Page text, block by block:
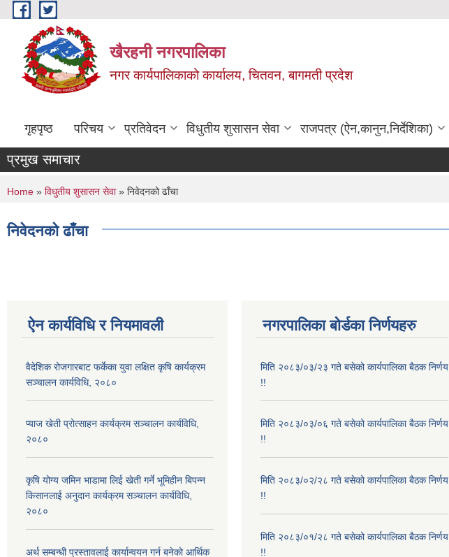
Skip to main content
खैरहनी नगरपालिका
नगर कार्यपालिकाको कार्यालय, चितवन, बागमती प्रदेश
गृहपृष्ठ परिचय प्रतिवेदन विधुतीय शुसासन सेवा राजपत्र (ऐन,कानुन,निर्देशिका)
प्रमुख समाचार
You are here
Home » विधुतीय शुसासन सेवा» निवेदनको ढाँचा
निवेदनको ढाँचा
ऐन कार्यविधि र नियमावली
वैदेशिक रोजगारबाट फर्केका युवा लक्षित कृषि कार्यक्रम
सञ्चालन कार्यविधि, २०८०
प्याज खेती प्रोत्साहन कार्यक्रम सञ्चालन कार्यविधि,
२०८०
कृषि योग्य जमिन भाडामा लिई खेती गर्ने भूमिहीन बिपन्न
किसानलाई अनुदान कार्यक्रम सञ्चालन कार्यविधि,
२०८०
अर्थ सम्बन्धी प्रस्तावलाई कार्यान्वयन गर्न बनेको आर्थिक
नगरपालिका बोर्डका निर्णयहरु
मिति २०८३/०३/२३ गते बसेको कार्यपालिका बैठक निर्णय
!!
मिति २०८३/०३/०६ गते बसेको कार्यपालिका बैठक निर्णय
!!
मिति २०८३/०२/२८ गते बसेको कार्यपालिका बैठक निर्णय
!!
मिति २०८३/०१/२८ गते बसेको कार्यपालिका बैठक निर्णय
!!